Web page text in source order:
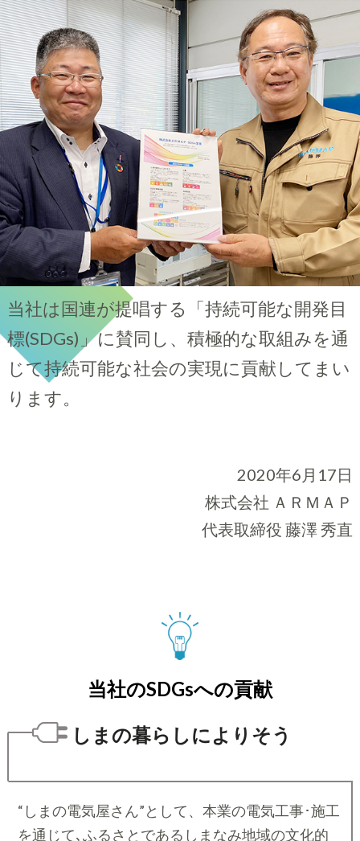
当社は国連が提唱する「持続可能な開発目
標(SDGs)」に賛同し、積極的な取組みを通
じて持続可能な社会の実現に貢献してまい
ります。
2020年6月17日
株式会社 ＡＲＭＡＰ
代表取締役 藤澤 秀直
当社のSDGsへの貢献
しまの暮らしによりそう
“しまの電気屋さん”として、本業の電気工事･施工
を通じて､ふるさとであるしまなみ地域の文化的